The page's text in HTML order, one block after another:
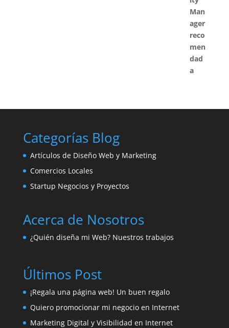
Categorías Blog
Artículos de Diseño Web y Marketing
Comercios Locales
Startup Negocios y Proyectos
Acerca de Nosotros
¿Quién diseña mi Web? Nuestros trabajos
Últimos Post
¡Regala una página web! Un buen regalo
Quiero promocionar mi negocio en Internet
Marketing Digital y Visibilidad en Internet